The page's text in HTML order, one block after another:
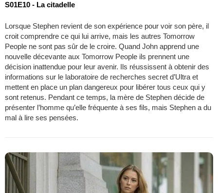
S01E10 - La citadelle
Lorsque Stephen revient de son expérience pour voir son père, il
croit comprendre ce qui lui arrive, mais les autres Tomorrow
People ne sont pas sûr de le croire. Quand John apprend une
nouvelle décevante aux Tomorrow People ils prennent une
décision inattendue pour leur avenir. Ils réussissent à obtenir des
informations sur le laboratoire de recherches secret d’Ultra et
mettent en place un plan dangereux pour libérer tous ceux qui y
sont retenus. Pendant ce temps, la mère de Stephen décide de
présenter l’homme qu’elle fréquente à ses fils, mais Stephen a du
mal à lire ses pensées.